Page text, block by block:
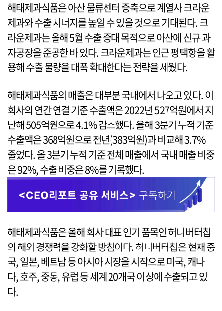
해태제과식품은 아산 물류센터 증축으로 계열사 크라운
제과와 수출 시너지를 높일 수 있을 것으로 기대된다. 크
라운제과는 올해 5월 수출 증대 목적으로 아산에 신규 과
자공장을 준공한 바 있다. 크라운제과는 인근 평택항을 활
용해 수출 물량을 대폭 확대한다는 전략을 세웠다.
해태제과식품의 매출은 대부분 국내에서 나오고 있다. 이
회사의 연간 연결 기준 수출액은 2022년 527억원에서 지
난해 505억원으로 4.1% 감소했다. 올해 3분기 누적 기준
수출액은 368억원으로 전년(383억원)과 비교해 3.7%
줄었다. 올 3분기 누적 기준 전체 매출에서 국내 매출 비중
은 92%, 수출 비중은 8%를 기록했다.
해태제과식품은 올해 회사 대표 인기 품목인 허니버터칩
의 해외 경쟁력을 강화할 방침이다. 허니버터칩은 현재 중
국, 일본, 베트남 등 아시아 시장을 시작으로 미국, 캐나
다, 호주, 중동, 유럽 등 세계 20개국 이상에 수출되고 있
다.